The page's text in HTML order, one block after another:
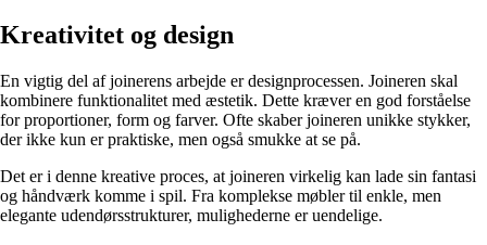
Kreativitet og design
En vigtig del af joinerens arbejde er designprocessen. Joineren skal
kombinere funktionalitet med æstetik. Dette kræver en god forståelse
for proportioner, form og farver. Ofte skaber joineren unikke stykker,
der ikke kun er praktiske, men også smukke at se på.
Det er i denne kreative proces, at joineren virkelig kan lade sin fantasi
og håndværk komme i spil. Fra komplekse møbler til enkle, men
elegante udendørsstrukturer, mulighederne er uendelige.